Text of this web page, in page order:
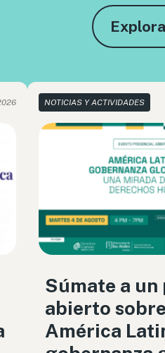
NOTICIAS Y ACTIVIDADES
Súmate a un
abierto
América